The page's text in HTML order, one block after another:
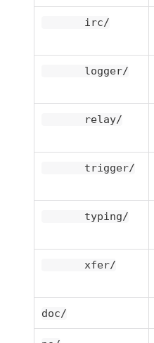
irc/
logger/
relay/
trigger/
typing/
xfer/
doc/